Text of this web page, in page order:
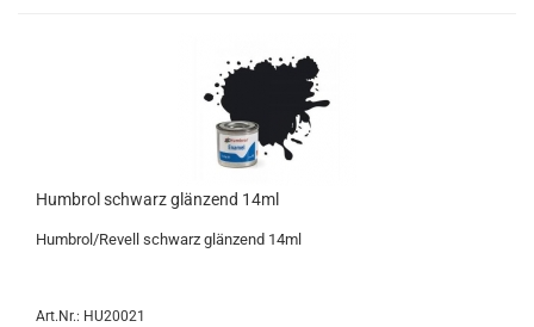
Humbrol schwarz glänzend 14ml
Humbrol/Revell schwarz glänzend 14ml
Art.Nr.: HU20021